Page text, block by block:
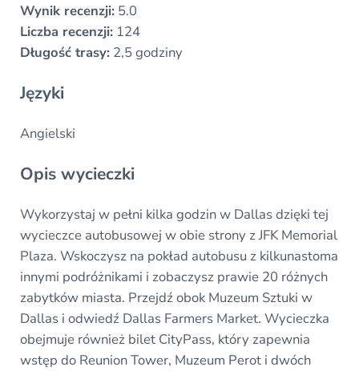
Wynik recenzji:5.0
Liczba recenzji:124
Długość trasy:2,5 godziny
Języki
Angielski
Opis wycieczki
Wykorzystaj w pełni kilka godzin w Dallas dzięki tej
wycieczce autobusowej w obie strony z JFK Memorial
Plaza. Wskoczysz na pokład autobusu z kilkunastoma
innymi podróżnikami i zobaczysz prawie 20 różnych
zabytków miasta. Przejdź obok Muzeum Sztuki w
Dallas i odwiedź Dallas Farmers Market. Wycieczka
obejmuje również bilet CityPass, który zapewnia
wstęp do Reunion Tower, Muzeum Perot i dwóch